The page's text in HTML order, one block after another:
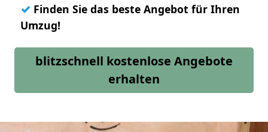
✓ Finden Sie das beste Angebot für Ihren
Umzug!
blitzschnell kostenlose Angebote
erhalten